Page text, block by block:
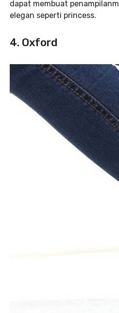
dapat membuat
elegan seperti princess.
4. Oxford